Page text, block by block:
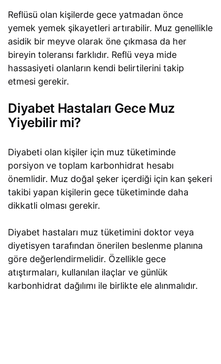
Reflüsü olan kişilerde gece yatmadan önce
yemek yemek şikayetleri artırabilir. Muz genellikle
asidik bir meyve olarak öne çıkmasa da her
bireyin toleransı farklıdır. Reflü veya mide
hassasiyeti olanların kendi belirtilerini takip
etmesi gerekir.
Diyabet Hastaları Gece Muz
Yiyebilir mi?
Diyabeti olan kişiler için muz tüketiminde
porsiyon ve toplam karbonhidrat hesabı
önemlidir. Muz doğal şeker içerdiği için kan şekeri
takibi yapan kişilerin gece tüketiminde daha
dikkatli olması gerekir.
Diyabet hastaları muz tüketimini doktor veya
diyetisyen tarafından önerilen beslenme planına
göre değerlendirmelidir. Özellikle gece
atıştırmaları, kullanılan ilaçlar ve günlük
karbonhidrat dağılımı ile birlikte ele alınmalıdır.